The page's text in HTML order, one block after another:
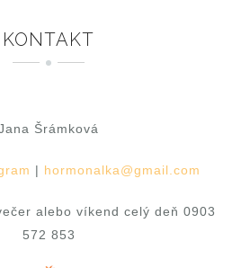
KONTAKT
Šrámková
| hormonalka@gmail.com
alebo víkend celý deň 0903
572 853